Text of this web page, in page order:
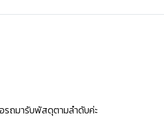
รถมารับพัสดุตามลำดับค่ะ